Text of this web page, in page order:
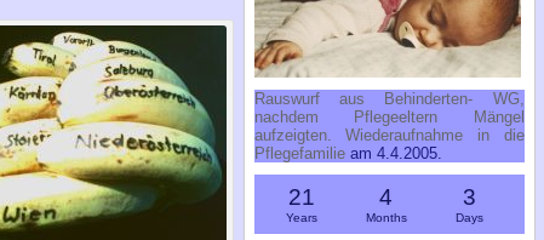
Rauswurf aus Behinderten- WG,
nachdem Pflegeeltern Mängel
aufzeigten. Wiederaufnahme in die
Pflegefamilieam 4.4.2005.
21
Years
4
Months
3
Days